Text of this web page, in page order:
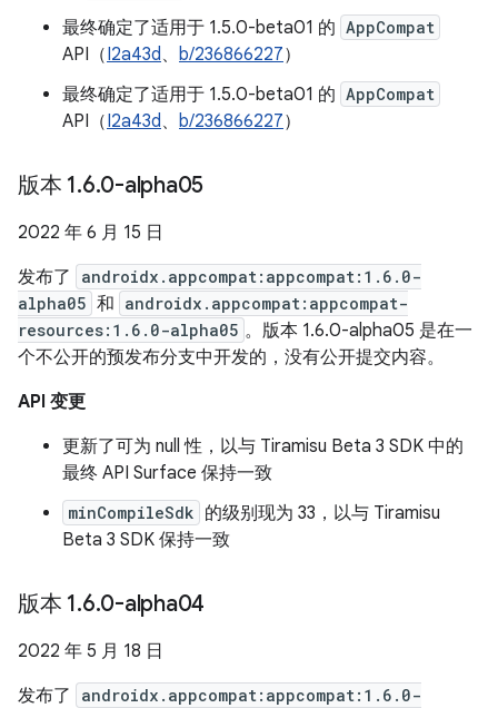
最终确定了适用于 1.5.0-beta01 的 AppCompat
API（I2a43d、 b/236866227）
最终确定了适用于 1.5.0-beta01 的 AppCompat
API（I2a43d、 b/236866227）
版本 1.6.0-alpha05
2022 年 6 月 15 日
发布了
androidx.appcompat:appcompat:1.6.0-
alpha05 和 androidx.appcompat:appcompat-
resources:1.6.0-alpha05 。版本 1.6.0-alpha05 是在一
个不公开的预发布分支中开发的，没有公开提交内容。
API 变更
更新了可为 null 性，以与 Tiramisu Beta 3 SDK 中的
最终 API Surface 保持一致
minCompileSdk 的级别现为 33，以与 Tiramisu
Beta 3 SDK 保持一致
版本 1.6.0-alpha04
2022 年 5 月 18 日
发布了
androidx.appcompat:appcompat:1.6.0-